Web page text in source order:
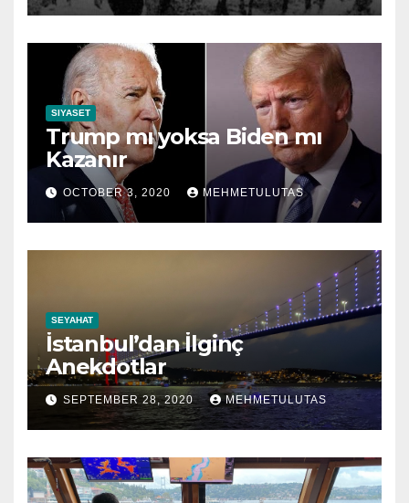
SIYASET
Trump mı yoksa Biden mı
Kazanır
OCTOBER 3, 2020 MEHMETULUTAS
SEYAHAT
İstanbul’dan İlginç
Anekdotlar
SEPTEMBER 28, 2020 MEHMETULUTAS